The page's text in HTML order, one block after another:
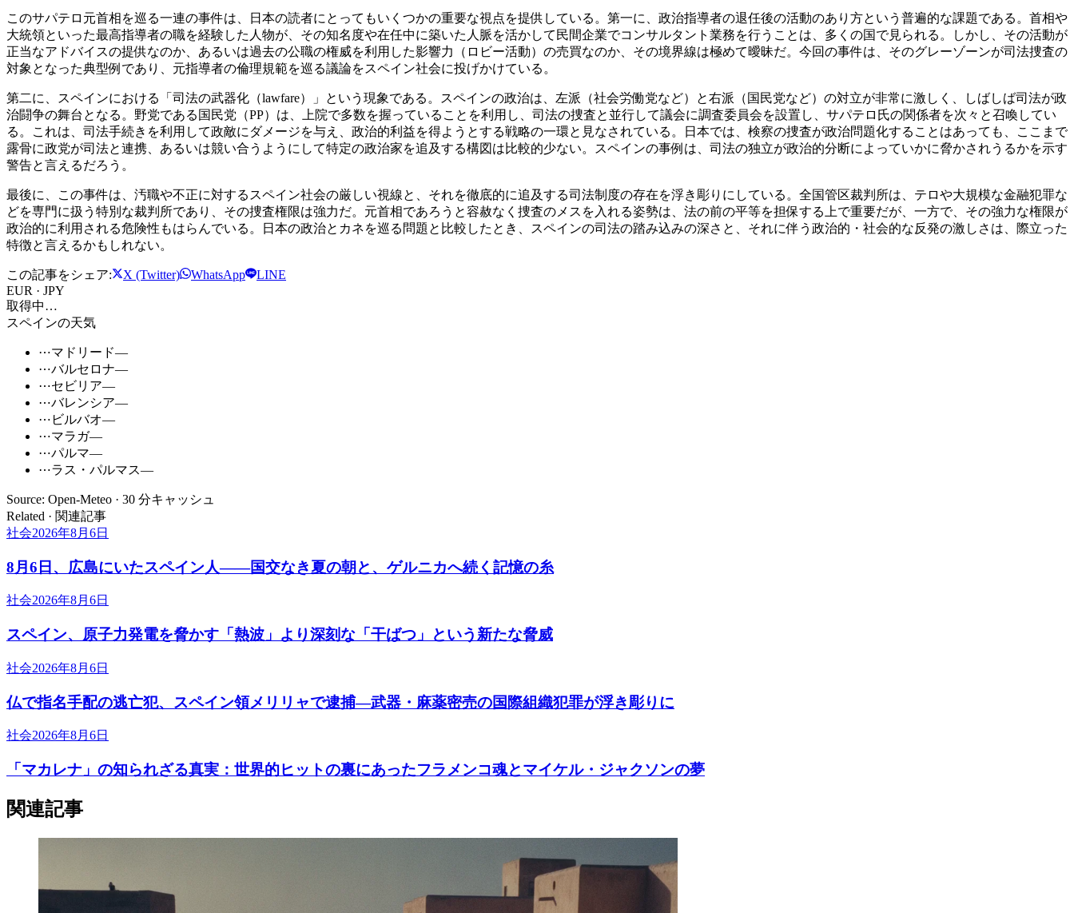
このサパテロ元首相を巡る一連の事件は、日本の読者にとってもいくつかの重要な視点を提供している。第一に、政治指導者の退任後の活動のあり方という普遍的な課題である。首相や
大統領といった最高指導者の職を経験した人物が、その知名度や在任中に築いた人脈を活かして民間企業でコンサルタント業務を行うことは、多くの国で見られる。しかし、その活動が
正当なアドバイスの提供なのか、あるいは過去の公職の権威を利用した影響力（ロビー活動）の売買なのか、その境界線は極めて曖昧だ。今回の事件は、そのグレーゾーンが司法捜査の
対象となった典型例であり、元指導者の倫理規範を巡る議論をスペイン社会に投げかけている。
第二に、スペインにおける「司法の武器化（lawfare）」という現象である。スペインの政治は、左派（社会労働党など）と右派（国民党など）の対立が非常に激しく、しばしば司法が政
治闘争の舞台となる。野党である国民党（PP）は、上院で多数を握っていることを利用し、司法の捜査と並行して議会に調査委員会を設置し、サパテロ氏の関係者を次々と召喚してい
る。これは、司法手続きを利用して政敵にダメージを与え、政治的利益を得ようとする戦略の一環と見なされている。日本では、検察の捜査が政治問題化することはあっても、ここまで
露骨に政党が司法と連携、あるいは競い合うようにして特定の政治家を追及する構図は比較的少ない。スペインの事例は、司法の独立が政治的分断によっていかに脅かされうるかを示す
警告と言えるだろう。
最後に、この事件は、汚職や不正に対するスペイン社会の厳しい視線と、それを徹底的に追及する司法制度の存在を浮き彫りにしている。全国管区裁判所は、テロや大規模な金融犯罪な
どを専門に扱う特別な裁判所であり、その捜査権限は強力だ。元首相であろうと容赦なく捜査のメスを入れる姿勢は、法の前の平等を担保する上で重要だが、一方で、その強力な権限が
政治的に利用される危険性もはらんでいる。日本の政治とカネを巡る問題と比較したとき、スペインの司法の踏み込みの深さと、それに伴う政治的・社会的な反発の激しさは、際立った
特徴と言えるかもしれない。
この記事をシェア: X (Twitter) WhatsApp
LINE
EUR · JPY
取得中…
スペインの天気
⋯マドリード—
⋯バルセロナ—
⋯セビリア—
⋯バレンシア—
⋯ ビルバオ—
⋯マラガ—
⋯パルマ—
⋯ラス・パルマス—
Source: Open-Meteo · 30 分キャッシュ
Related · 関連記事
社会2026年8月6日
8月6日、広島にいたスペイン人――国交なき夏の朝と、ゲルニカへ続く記憶の糸
社会2026年8月6日
スペイン、原子力発電を脅かす「熱波」より深刻な「干ばつ」という新たな脅威
社会2026年8月6日
仏で指名手配の逃亡犯、スペイン領メリリャで逮捕―武器・麻薬密売の国際組織犯罪が浮き彫りに
社会2026年8月6日
「マカレナ」の知られざる真実：世界的ヒットの裏にあったフラメンコ魂とマイケル・ジャクソンの夢
関連記事